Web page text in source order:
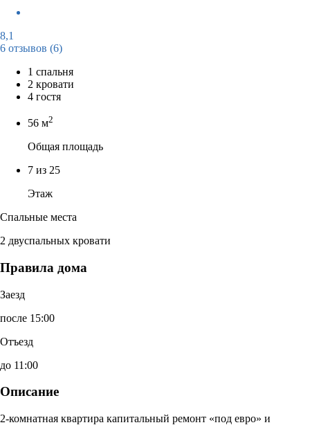
8,1
6 отзывов (6)
1 спальня
2 кровати
4 гостя
56 м2
Общая площадь
7 из 25
Этаж
Спальные места
2 двуспальных кровати
Правила дома
Заезд
после 15:00
Отъезд
до 11:00
Описание
2-комнатная квартира капитальный ремонт «под евро» и